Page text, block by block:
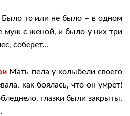
то или не было – в одном
муж с женой, и было у них три
соберет...
Мать пела у колыбели своего
как боялась, что он умрет!
глазки были закрыты,